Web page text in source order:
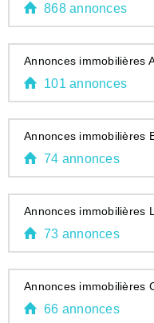
868 annonces
Annonces immobilières
101 annonces
Annonces immobilières
74 annonces
Annonces immobilières
73 annonces
Annonces immobilières
66 annonces